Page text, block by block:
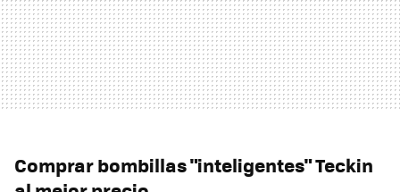
Comprar bombillas "inteligentes" Teckin